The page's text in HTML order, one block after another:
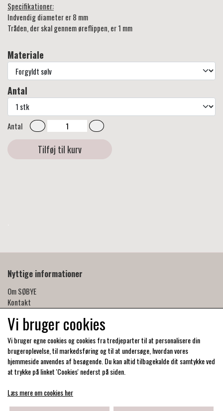
Specifikationer:
Indvendig diameter er 8 mm
Tråden, der skal gennem øreflippen, er 1 mm
Materiale
Antal
Antal
Tilføj til kurv
Nyttige informationer
Om SØBYE
Kontakt
Privatlivspolitik
Produktpleje og forgyldning
Forhandlere
Vi bruger cookies
Vi bruger egne cookies og cookies fra tredjeparter til at personalisere din
brugeroplevelse, til markedsføring og til at undersøge, hvordan vores
hjemmeside anvendes af besøgende. Du kan altid tilbagekalde dit samtykke ved
at trykke på linket 'Cookies' nederst på siden.
Læs mere om cookies her